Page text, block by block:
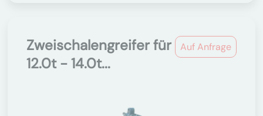
Auf Anfrage
Zweischalengreifer für
12.0t - 14.0t...